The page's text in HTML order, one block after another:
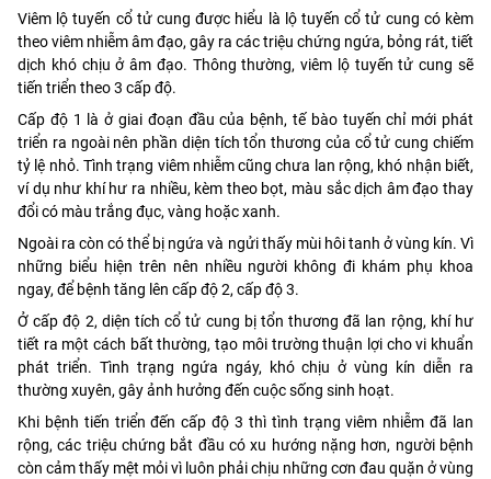
Viêm lộ tuyến cổ tử cung được hiểu là lộ tuyến cổ tử cung có kèm
theo viêm nhiễm âm đạo, gây ra các triệu chứng ngứa, bỏng rát, tiết
dịch khó chịu ở âm đạo. Thông thường, viêm lộ tuyến tử cung sẽ
tiến triển theo 3 cấp độ.
Cấp độ 1 là ở giai đoạn đầu của bệnh, tế bào tuyến chỉ mới phát
triển ra ngoài nên phần diện tích tổn thương của cổ tử cung chiếm
tỷ lệ nhỏ. Tình trạng viêm nhiễm cũng chưa lan rộng, khó nhận biết,
ví dụ như khí hư ra nhiều, kèm theo bọt, màu sắc dịch âm đạo thay
đổi có màu trắng đục, vàng hoặc xanh.
Ngoài ra còn có thể bị ngứa và ngửi thấy mùi hôi tanh ở vùng kín. Vì
những biểu hiện trên nên nhiều người không đi khám phụ khoa
ngay, để bệnh tăng lên cấp độ 2, cấp độ 3.
Ở cấp độ 2, diện tích cổ tử cung bị tổn thương đã lan rộng, khí hư
tiết ra một cách bất thường, tạo môi trường thuận lợi cho vi khuẩn
phát triển. Tình trạng ngứa ngáy, khó chịu ở vùng kín diễn ra
thường xuyên, gây ảnh hưởng đến cuộc sống sinh hoạt.
Khi bệnh tiến triển đến cấp độ 3 thì tình trạng viêm nhiễm đã lan
rộng, các triệu chứng bắt đầu có xu hướng nặng hơn, người bệnh
còn cảm thấy mệt mỏi vì luôn phải chịu những cơn đau quặn ở vùng